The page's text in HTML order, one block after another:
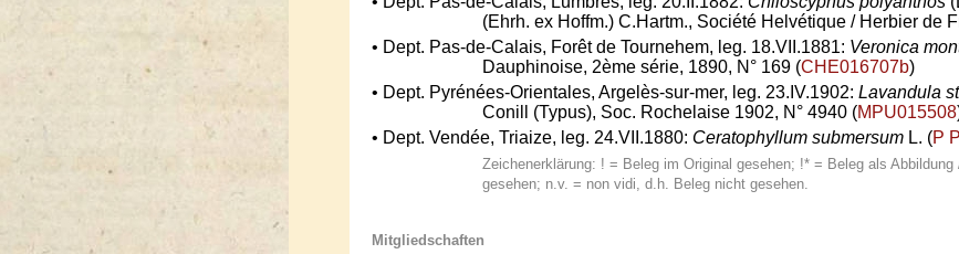
(Ehrh. ex Hoffm.) C.Hartm., Société Helvétique / Herbier de
• Dept. Pas-de-Calais, Forêt de Tournehem, leg. 18.VII.1881: Veronica
Dauphinoise, 2ème série, 1890, N° 169 (CHE016707b)
• Dept. Pyrénées-Orientales, Argelès-sur-mer, leg. 23.IV.1902: Lavandula
Conill (Typus), Soc. Rochelaise 1902, N° 4940 (MPU015508
• Dept. Vendée, Triaize, leg. 24.VII.1880: Ceratophyllum submersum L. (P
Zeichenerklärung: ! = Beleg im Original gesehen; !* = Beleg als
gesehen; n.v. = non vidi, d.h. Beleg nicht gesehen.
Mitgliedschaften